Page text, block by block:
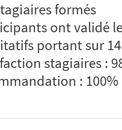
formés
ont validé
portant sur
stagiaires :
: 100%